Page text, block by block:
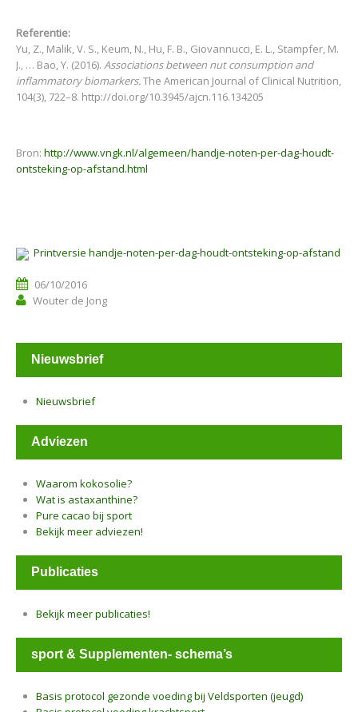
Referentie:
Yu, Z., Malik, V. S., Keum, N., Hu, F. B., Giovannucci, E. L., Stampfer, M.
J., … Bao, Y. (2016). Associations between nut consumption and
inflammatory biomarkers.The American Journal of Clinical Nutrition,
104(3), 722–8. http://doi.org/10.3945/ajcn.116.134205
Bron: http://www.vngk.nl/algemeen/handje-noten-per-dag-houdt-
ontsteking-op-afstand.html
Printversie handje-noten-per-dag-houdt-ontsteking-op-afstand
06/10/2016
Wouter de Jong
Nieuwsbrief
Nieuwsbrief
Adviezen
Waarom kokosolie?
Wat is astaxanthine?
Pure cacao bij sport
Bekijk meer adviezen!
Publicaties
Bekijk meer publicaties!
sport & Supplementen- schema’s
Basis protocol gezonde voeding bij Veldsporten (jeugd)